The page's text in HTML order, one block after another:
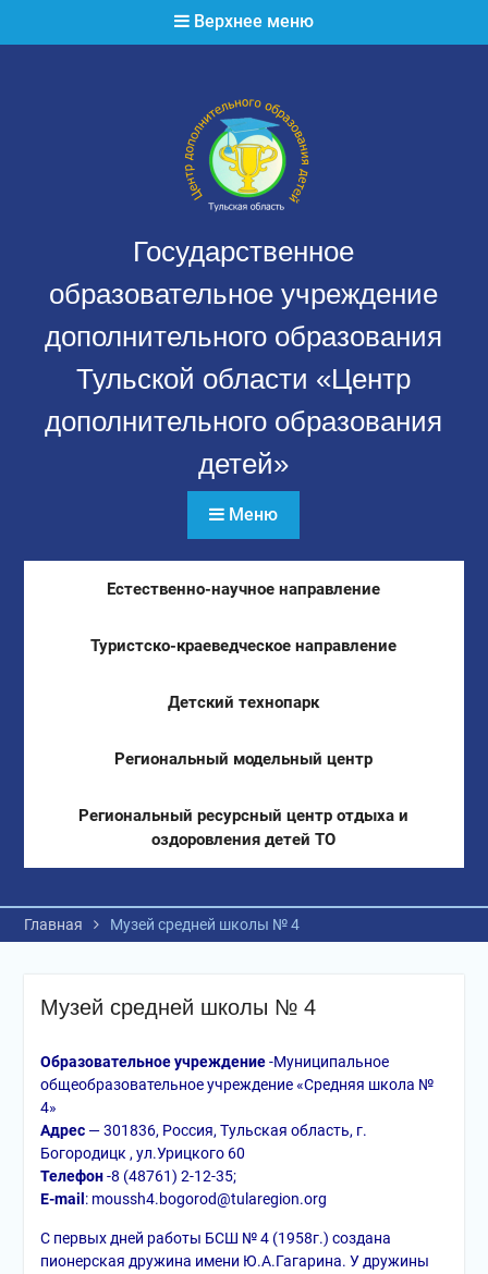
Верхнее меню
Государственное
образовательное учреждение
дополнительного образования
Тульской области «Центр
дополнительного образования
детей»
Меню
Естественно-научное направление
Туристско-краеведческое направление
Детский технопарк
Региональный модельный центр
Региональный ресурсный центр отдыха и
оздоровления детей ТО
Главная Музей средней школы № 4
Музей средней школы № 4
Образовательное учреждение-Муниципальное
общеобразовательное учреждение «Средняя школа №
4»
Адрес— 301836, Россия, Тульская область, г.
Богородицк , ул.Урицкого 60
Телефон-8 (48761) 2-12-35;
Е-mail : moussh4.bogorod@tularegion.org
С первых дней работы БСШ № 4 (1958г.) создана
пионерская дружина имени Ю.А.Гагарина. У дружины